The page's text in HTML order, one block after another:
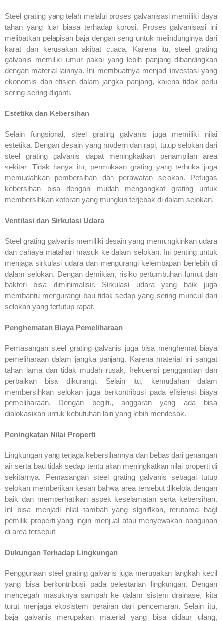
Steel grating yang telah melalui proses galvanisasi memiliki daya
tahan yang luar biasa terhadap korosi. Proses galvanisasi ini
melibatkan pelapisan baja dengan seng untuk melindunginya dari
karat dan kerusakan akibat cuaca. Karena itu, steel grating
galvanis memiliki umur pakai yang lebih panjang dibandingkan
dengan material lainnya. Ini membuatnya menjadi investasi yang
ekonomis dan efisien dalam jangka panjang, karena tidak perlu
sering-sering diganti.
Estetika dan Kebersihan
Selain fungsional, steel grating galvanis juga memiliki nilai
estetika. Dengan desain yang modern dan rapi, tutup selokan dari
steel grating galvanis dapat meningkatkan penampilan area
sekitar. Tidak hanya itu, permukaan grating yang terbuka juga
memudahkan pembersihan dan perawatan selokan. Petugas
kebersihan bisa dengan mudah mengangkat grating untuk
membersihkan kotoran yang mungkin terjebak di dalam selokan.
Ventilasi dan Sirkulasi Udara
Steel grating galvanis memiliki desain yang memungkinkan udara
dan cahaya matahari masuk ke dalam selokan. Ini penting untuk
menjaga sirkulasi udara dan mengurangi kelembapan berlebih di
dalam selokan. Dengan demikian, risiko pertumbuhan lumut dan
bakteri bisa diminimalisir. Sirkulasi udara yang baik juga
membantu mengurangi bau tidak sedap yang sering muncul dari
selokan yang tertutup rapat.
Penghematan Biaya Pemeliharaan
Pemasangan steel grating galvanis juga bisa menghemat biaya
pemeliharaan dalam jangka panjang. Karena material ini sangat
tahan lama dan tidak mudah rusak, frekuensi penggantian dan
perbaikan bisa dikurangi. Selain itu, kemudahan dalam
membersihkan selokan juga berkontribusi pada efisiensi biaya
pemeliharaan. Dengan begitu, anggaran yang ada bisa
dialokasikan untuk kebutuhan lain yang lebih mendesak.
Peningkatan Nilai Properti
Lingkungan yang terjaga kebersihannya dan bebas dari genangan
air serta bau tidak sedap tentu akan meningkatkan nilai properti di
sekitarnya. Pemasangan steel grating galvanis sebagai tutup
selokan memberikan kesan bahwa area tersebut dikelola dengan
baik dan memperhatikan aspek keselamatan serta kebersihan.
Ini bisa menjadi nilai tambah yang signifikan, terutama bagi
pemilik properti yang ingin menjual atau menyewakan bangunan
di area tersebut.
Dukungan Terhadap Lingkungan
Penggunaan steel grating galvanis juga merupakan langkah kecil
yang bisa berkontribusi pada pelestarian lingkungan. Dengan
mencegah masuknya sampah ke dalam sistem drainase, kita
turut menjaga ekosistem perairan dari pencemaran. Selain itu,
baja galvanis merupakan material yang bisa didaur ulang,